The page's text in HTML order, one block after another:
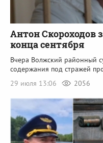
Антон Скороходов
конца сентября
Вчера Волжский районный
содержания под стражей
29 июля 13:06
2056